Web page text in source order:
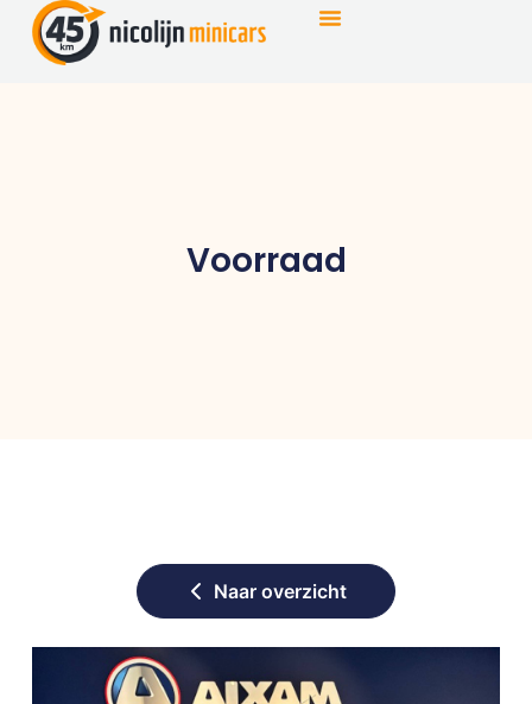
Voorraad
Naar overzicht